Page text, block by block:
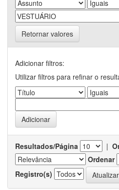
Retornar valores
Adicionar filtros:
Utilizar filtros para refinar o
Resultados/Página |
Ordenar
Registro(s)